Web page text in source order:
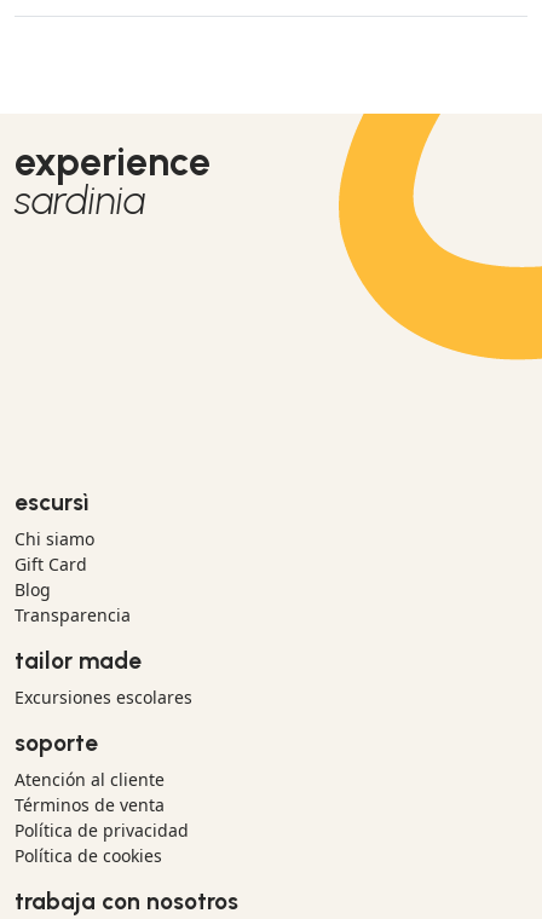
experience
sardinia
escursì
Chi siamo
Gift Card
Blog
Transparencia
tailor made
Excursiones escolares
soporte
Atención al cliente
Términos de venta
Política de privacidad
Política de cookies
trabaja con nosotros